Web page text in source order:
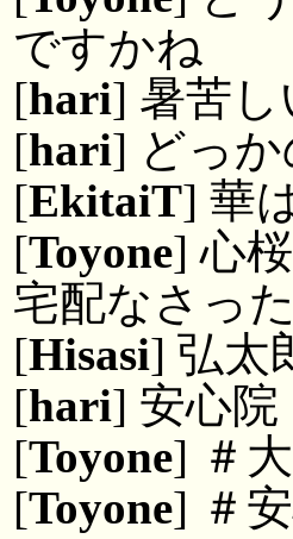
ですかね
[hari] 暑苦し
[hari] どっ
[EkitaiT] 華
[Toyone] 心
宅配なさっ
[Hisasi] 弘太
[hari] 安心
[Toyone] ＃
[Toyone] ＃